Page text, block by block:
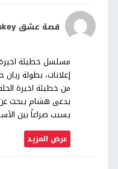
قصة عشق eskey
يدعى هشام يبحث عن
يسبب صراعاً بين
عرض المزيد